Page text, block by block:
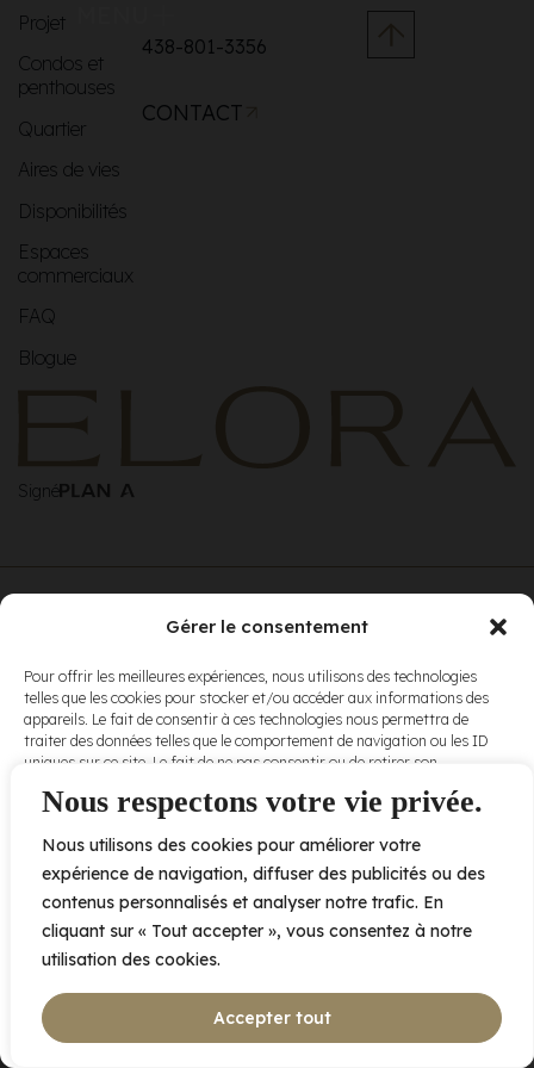
Nous respectons votre vie privée.
Nous utilisons des cookies pour améliorer votre
expérience de navigation, diffuser des publicités ou des
contenus personnalisés et analyser notre trafic. En
cliquant sur « Tout accepter », vous consentez à notre
utilisation des cookies.
Accepter tout
Gérer le consentement
Pour offrir les meilleures expériences, nous utilisons des technologies
telles que les cookies pour stocker et/ou accéder aux informations des
appareils. Le fait de consentir à ces technologies nous permettra de
traiter des données telles que le comportement de navigation ou les ID
uniques sur ce site. Le fait de ne pas consentir ou de retirer son
et fonctions.
Accepter
Refuser
Projet
Condos et
penthouses
Quartier
Aires de vies
Disponibilités
Espaces
commerciaux
FAQ
Blogue
438-801-3356
CONTACT
Signé
conditions
d’utilisationet
nospolitiques
de
confidentialité .
2005 av. de Bois-de-Boulogne, Laval QC H7N 0J7